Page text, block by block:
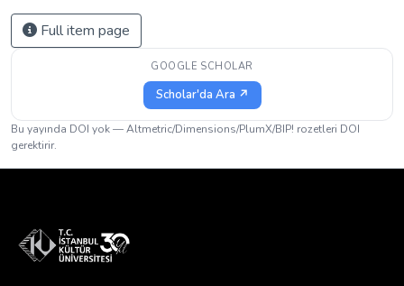
Full item page
GOOGLE SCHOLAR
Scholar'da Ara ↗
Bu yayında DOI yok — Altmetric/Dimensions/PlumX/BIP! rozetleri DOI
gerektirir.